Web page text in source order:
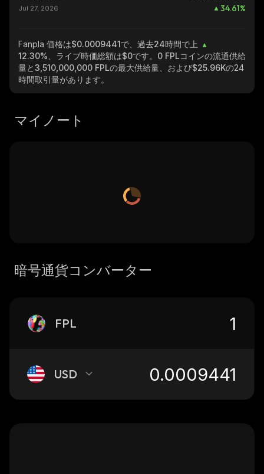
Jul 27, 2026 34.61%
Fanpla 価格は$0.0009441で、過去24時間で上
12.30% 、ライブ時価総額は$0です。 0 FPLコインの流通供給
量と3,510,000,000 FPLの最大供給量、および$25.96Kの24
時間取引量があります。
マイノート
暗号通貨コンバーター
FPL
USD